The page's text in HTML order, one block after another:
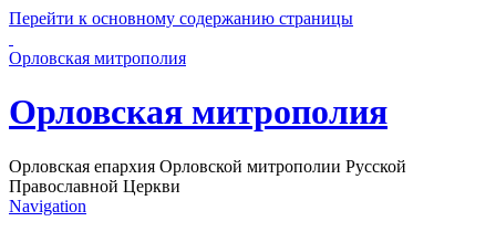
Перейти к основному содержанию страницы
Орловская митрополия
Орловская митрополия
Орловская епархия Орловской митрополии Русской
Православной Церкви
Navigation